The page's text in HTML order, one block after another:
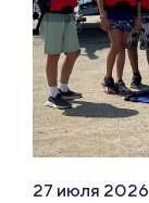
27 июля 2026